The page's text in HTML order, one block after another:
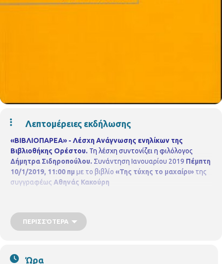
Λεπτομέρειες εκδήλωσης
«ΒΙΒΛΙΟΠΑΡΕΑ» - Λέσχη Ανάγνωσης ενηλίκων της
Βιβλιοθήκης Ορέστου. Τη λέσχη συντονίζει η φιλόλογος
Δήμητρα Σιδηροπούλου. Συνάντηση Ιανουαρίου 2019 Πέμπτη
10/1/2019, 11:00 πμ με το βιβλίο «Της τύχης το μαχαίρι» της
συγγραφέως Αθηνάς Κακούρη
ΠΕΡΙΣΣΌΤΕΡΑ
Ώρα